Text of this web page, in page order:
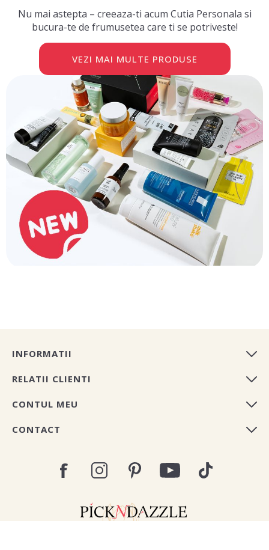
Nu mai astepta – creeaza-ti acum Cutia Personala si
bucura-te de frumusetea care ti se potriveste!
VEZI MAI MULTE PRODUSE
INFORMATII
RELATII CLIENTI
CONTUL MEU
CONTACT